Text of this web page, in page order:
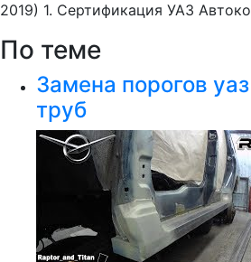
2019) 1. Сертификация УАЗ
По теме
Замена порогов
труб